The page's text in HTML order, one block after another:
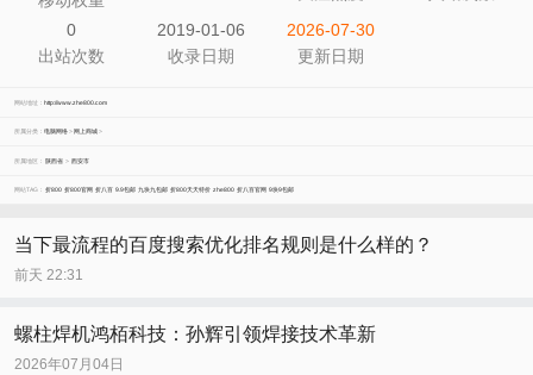
0
出站次数
2019-01-06
收录日期
2026-07-30
更新日期
网站地址： http://www.zhe800.com
所属分类： 电脑网络>网上商城>
所属地区： 陕西省> 西安市
网站TAG： 折800 折800官网 折八百 9.9包邮 九块九包邮 折800天天特价 zhe800 折八百官网 9块9包邮
当下最流程的百度搜索优化排名规则是什么样的？
前天 22:31
螺柱焊机鸿栢科技：孙辉引领焊接技术革新
2026年07月04日